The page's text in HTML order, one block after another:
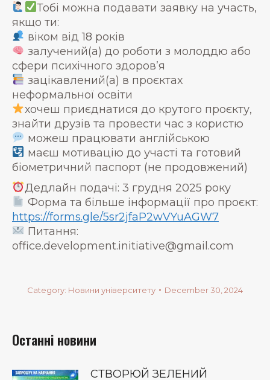
Тобі можна подавати заявку на участь,
якщо ти:
віком від 18 років
залучений(а) до роботи з молоддю або
сфери психічного здоровʼя
зацікавлений(а) в проєктах
неформальної освіти
хочеш приєднатися до крутого проєкту,
знайти друзів та провести час з користю
можеш працювати англійською
маєш мотивацію до участі та готовий
біометричний паспорт (не продовжений)
Дедлайн подачі: 3 грудня 2025 року
Форма та більше інформації про проєкт:
https://forms.gle/5sr2jfaP2wVYuAGW7
Питання:
office.development.initiative@gmail.com
Category: Новини університету December 30, 2024
Останні новини
СТВОРЮЙ ЗЕЛЕНИЙ